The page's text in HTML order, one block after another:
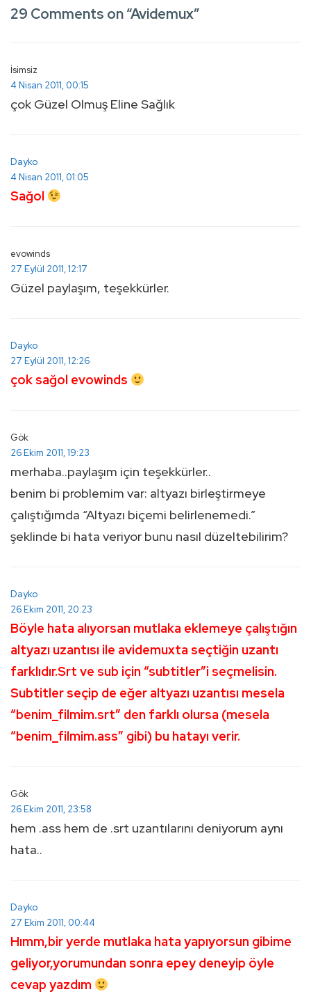
is
29 Comments on “Avidemux”
İsimsiz
4 Nisan 2011, 00:15
çok Güzel Olmuş Eline Sağlık
Dayko
4 Nisan 2011, 01:05
Sağol
evowinds
27 Eylül 2011, 12:17
Güzel paylaşım, teşekkürler.
Dayko
27 Eylül 2011, 12:26
çok sağol evowinds
Gök
26 Ekim 2011, 19:23
merhaba..paylaşım için teşekkürler..
benim bi problemim var: altyazı birleştirmeye
çalıştığımda “Altyazı biçemi belirlenemedi.”
şeklinde bi hata veriyor bunu nasıl düzeltebilirim?
Dayko
26 Ekim 2011, 20:23
Böyle hata alıyorsan mutlaka eklemeye çalıştığın
altyazı uzantısı ile avidemuxta seçtiğin uzantı
farklıdır.Srt ve sub için “subtitler”i seçmelisin.
Subtitler seçip de eğer altyazı uzantısı mesela
“benim_filmim.srt” den farklı olursa (mesela
“benim_filmim.ass” gibi) bu hatayı verir.
Gök
26 Ekim 2011, 23:58
hem .ass hem de .srt uzantılarını deniyorum aynı
hata..
Dayko
27 Ekim 2011, 00:44
Hımm,bir yerde mutlaka hata yapıyorsun gibime
geliyor,yorumundan sonra epey deneyip öyle
cevap yazdım